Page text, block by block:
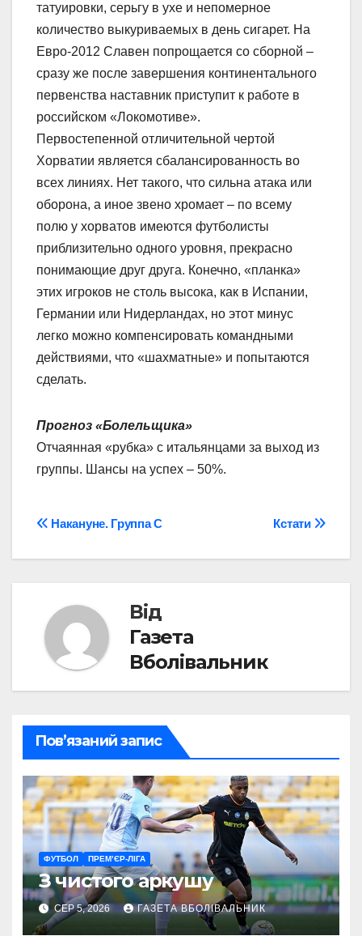
татуировки, серьгу в ухе и непомерное
количество выкуриваемых в день сигарет. На
Евро-2012 Славен попрощается со сборной –
сразу же после завершения континентального
первенства наставник приступит к работе в
российском «Локомотиве».
Первостепенной отличительной чертой
Хорватии является сбалансированность во
всех линиях. Нет такого, что сильна атака или
оборона, а иное звено хромает – по всему
полю у хорватов имеются футболисты
приблизительно одного уровня, прекрасно
понимающие друг друга. Конечно, «планка»
этих игроков не столь высока, как в Испании,
Германии или Нидерландах, но этот минус
легко можно компенсировать командными
действиями, что «шахматные» и попытаются
сделать.
Прогноз «Болельщика»
Отчаянная «рубка» с итальянцами за выход из
группы. Шансы на успех – 50%.
Навігація
записів
Кстати
Накануне. Группа С
Від
Газета
Вболівальник
Пов’язаний запис
ФУТБОЛ ПРЕМ’ЄР-ЛІГА
З чистого аркушу
СЕР 5, 2026 ГАЗЕТА ВБОЛІВАЛЬНИК